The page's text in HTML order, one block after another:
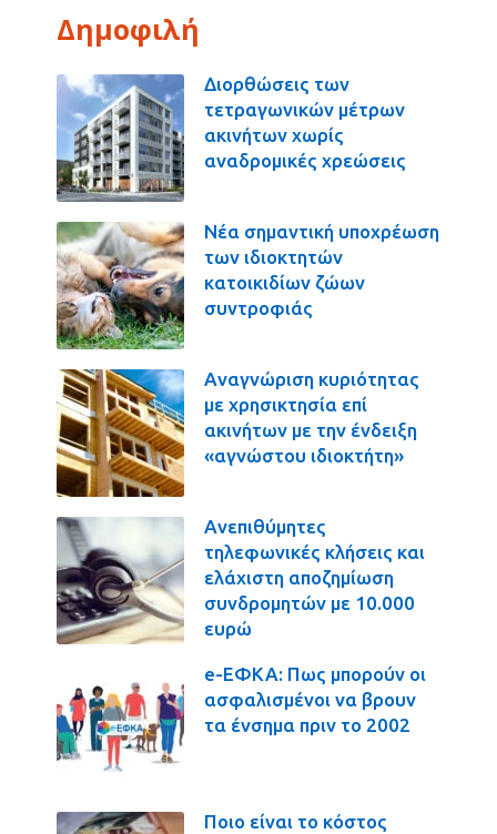
Δημοφιλή
Διορθώσεις των
τετραγωνικών μέτρων
ακινήτων χωρίς
αναδρομικές χρεώσεις
Νέα σημαντική υποχρέωση
των ιδιοκτητών
κατοικιδίων ζώων
συντροφιάς
Αναγνώριση κυριότητας
με χρησικτησία επί
ακινήτων με την ένδειξη
«αγνώστου ιδιοκτήτη»
Ανεπιθύμητες
τηλεφωνικές κλήσεις και
ελάχιστη αποζημίωση
συνδρομητών με 10.000
ευρώ
e-ΕΦΚΑ: Πως μπορούν οι
ασφαλισμένοι να βρουν
τα ένσημα πριν το 2002
Ποιο είναι το κόστος